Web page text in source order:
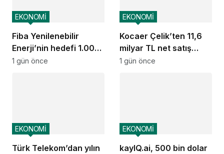
Fiba Yenilenebilir
Enerji’nin hedefi 1.000
MW
EKONOMİ
1 gün önce
Kocaer Çelik’ten 11,6
milyar TL net satış
geliri
EKONOMİ
1 gün önce
Türk Telekom’dan yılın
EKONOMİ
kayIQ.ai, 500 bin dolar
EKONOMİ